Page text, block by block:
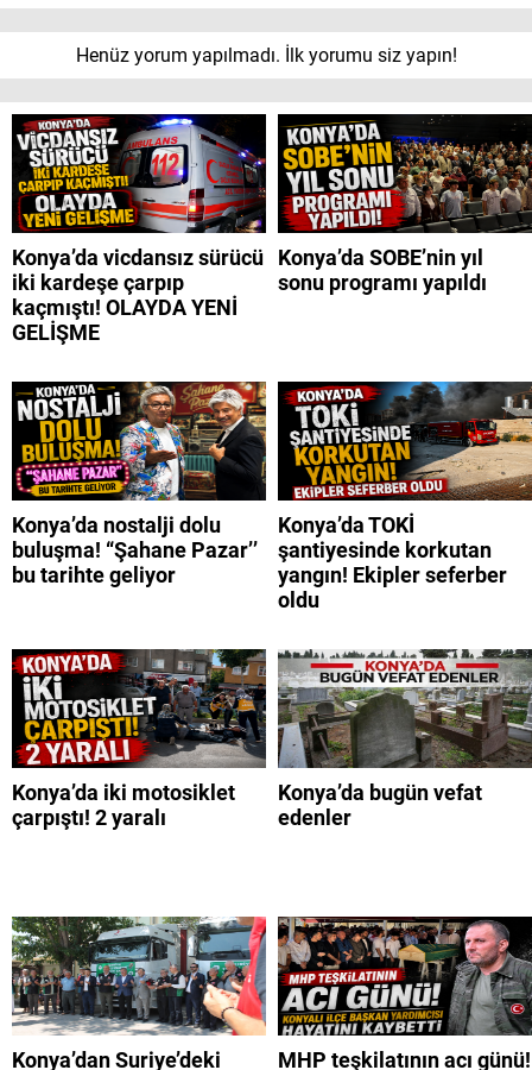
Henüz yorum yapılmadı. İlk yorumu siz yapın!
Konya’da vicdansız sürücü
iki kardeşe çarpıp
kaçmıştı! OLAYDA YENİ
GELİŞME
Konya’da SOBE’nin yıl
sonu programı yapıldı
Konya’da nostalji dolu
buluşma! “Şahane Pazar’’
bu tarihte geliyor
Konya’da TOKİ
şantiyesinde korkutan
yangın! Ekipler seferber
oldu
Konya’da iki motosiklet
çarpıştı! 2 yaralı
Konya’da bugün vefat
edenler
Konya’dan Suriye’deki
MHP teşkilatının acı günü!